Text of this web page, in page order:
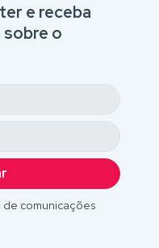
e receba
o
comunicações